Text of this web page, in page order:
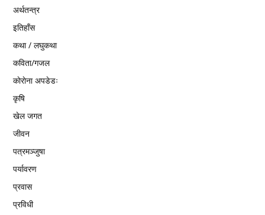
अर्थतन्त्र
इतिहाँस
कथा / लघुकथा
कविता/गजल
काेराेना अपडेडः
कृषि
खेल जगत
जीवन
पत्रमञ्जुषा
पर्यावरण
प्रवास
प्रविधी